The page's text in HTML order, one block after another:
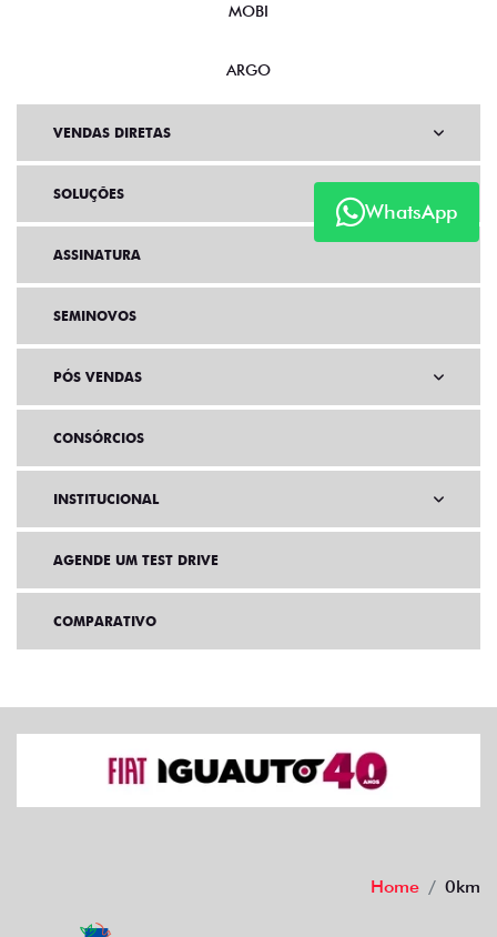
WhatsApp
MOBI
ARGO
VENDAS DIRETAS
SOLUÇÕES
ASSINATURA
SEMINOVOS
PÓS VENDAS
CONSÓRCIOS
INSTITUCIONAL
AGENDE UM TEST DRIVE
COMPARATIVO
Home 0km